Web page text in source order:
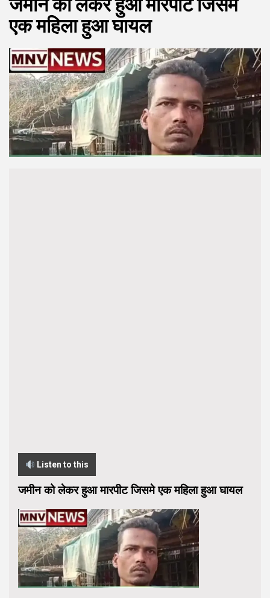
जमीन को लेकर हुआ मारपीट जिसमे
एक महिला हुआ घायल
Listen to this
जमीन को लेकर हुआ मारपीट जिसमे एक महिला हुआ घायल